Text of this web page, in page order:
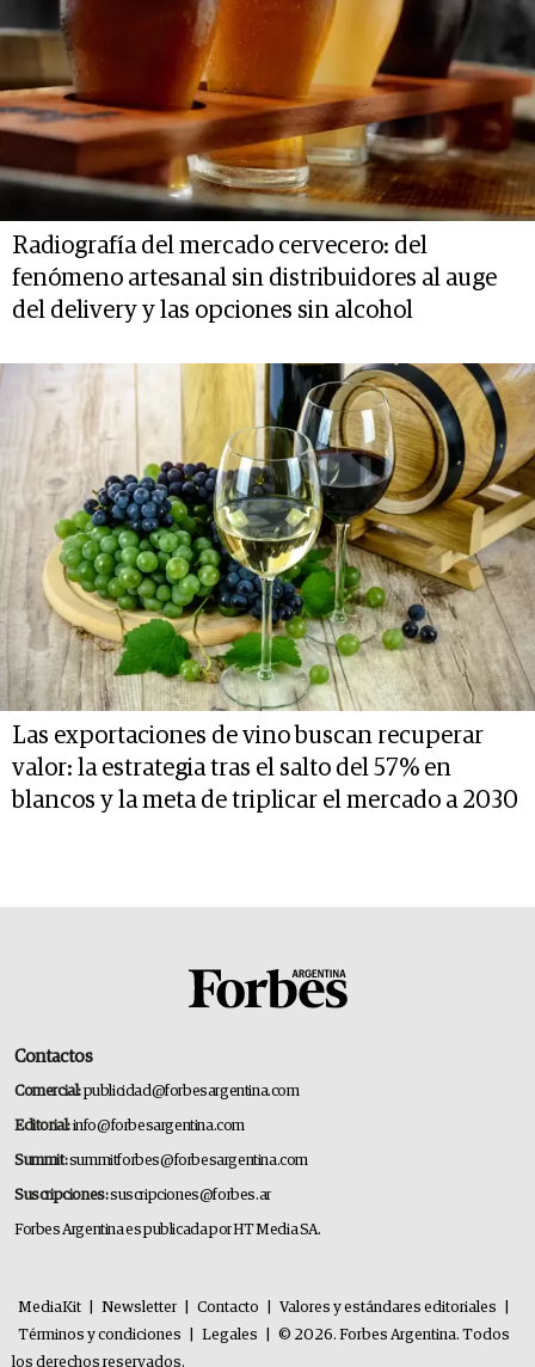
Radiografía del mercado cervecero: del
fenómeno artesanal sin distribuidores al auge
del delivery y las opciones sin alcohol
Las exportaciones de vino buscan recuperar
valor: la estrategia tras el salto del 57% en
blancos y la meta de triplicar el mercado a 2030
Contactos
Comercial:publicidad@forbesargentina.com
Editorial:info@forbesargentina.com
Summit:summitforbes@forbesargentina.com
Suscripciones:suscripciones@forbes.ar
Forbes Argentina es publicada por HT Media SA.
MediaKit Newsletter Contacto Valores y estándares editoriales
Términos y condiciones
Legales
© 2026. Forbes Argentina. Todos
los derechos reservados.